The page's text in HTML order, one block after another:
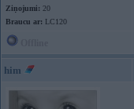
Ziņojumi: 20
Braucu ar: LC120
him